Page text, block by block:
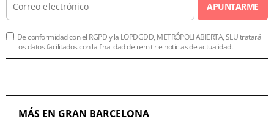
APUNTARME
De conformidad con el RGPD y la LOPDGDD, METRÓPOLI ABIERTA, SLU tratará
los datos facilitados con la finalidad de remitirle noticias de actualidad.
MÁS EN GRAN BARCELONA